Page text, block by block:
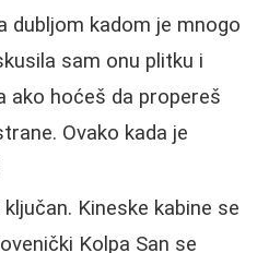
dubljom kadom je mnogo
sam onu plitku i
ako hoćeš da propereš
Ovako kada je
Kineske kabine se
Kolpa San se